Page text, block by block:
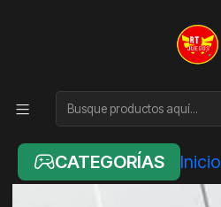
CATEGORÍAS Inicio